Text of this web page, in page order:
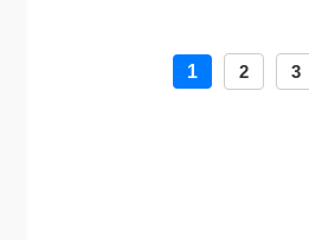
1 2 3